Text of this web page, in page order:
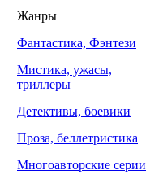
Жанры
Фантастика, Фэнтези
Мистика, ужасы,
триллеры
Детективы, боевики
Проза, беллетристика
Многоавторские серии